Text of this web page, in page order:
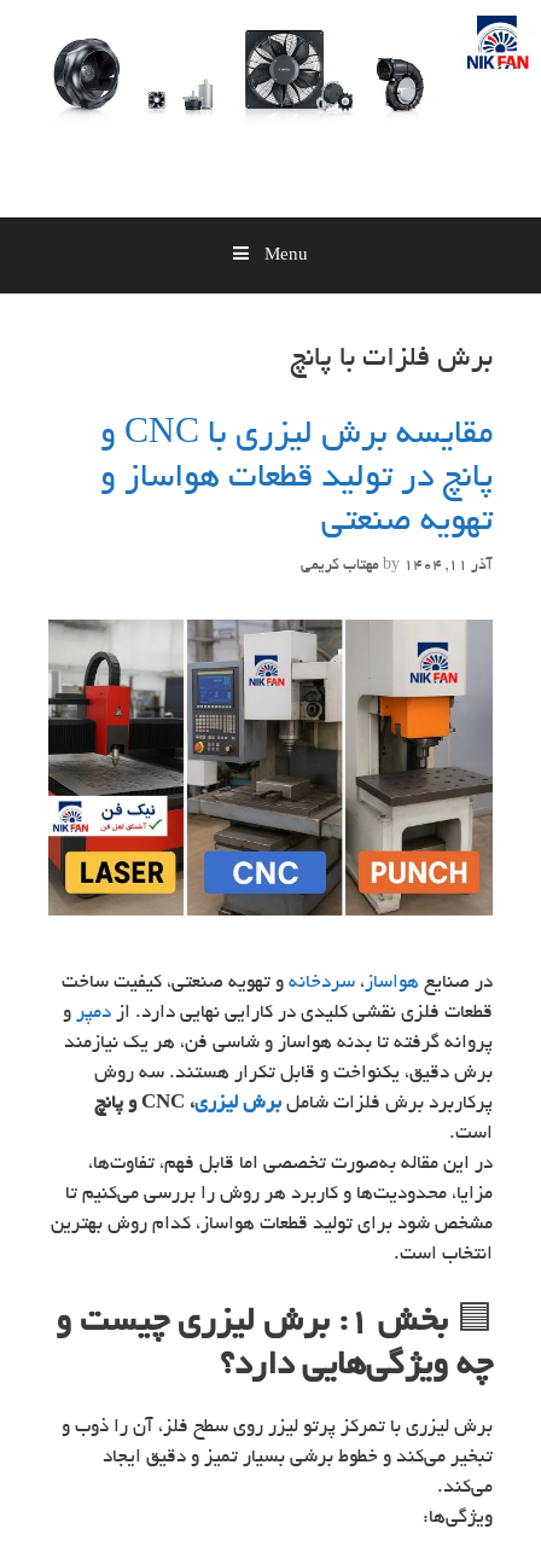
Skip
content
Menu
برش فلزات با پانچ
مقایسه برش لیزری با CNC و
پانچ در تولید قطعات هواساز و
تهویه صنعتی
آذر 11, 1404 by مهتاب کریمی
در صنایع هواساز ، سردخانه و تهویه صنعتی، کیفیت ساخت
قطعات فلزی نقشی کلیدی در کارایی نهایی دارد. از دمپر و
پروانه گرفته تا بدنه هواساز و شاسی فن، هر یک نیازمند
برش دقیق، یکنواخت و قابل تکرار هستند. سه روش
پرکاربرد برش فلزات شامل برش لیزری، CNC و پانچ
است.
در این مقاله به‌صورت تخصصی اما قابل فهم، تفاوت‌ها،
مزایا، محدودیت‌ها و کاربرد هر روش را بررسی می‌کنیم تا
مشخص شود برای تولید قطعات هواساز، کدام روش بهترین
انتخاب است.
🟦
بخش ۱: برش لیزری چیست و
چه ویژگی‌هایی دارد؟
برش لیزری با تمرکز پرتو لیزر روی سطح فلز، آن را ذوب و
تبخیر می‌کند و خطوط برشی بسیار تمیز و دقیق ایجاد
می‌کند.
ویژگی‌ها: